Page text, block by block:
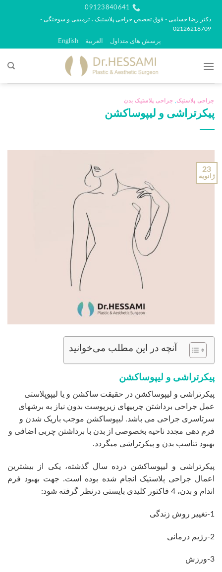
محتوا
09123840641
دکتر رضا حسامی - فوق تخصص جراحی پلاستیک ، ترمیمی و سوختگی -
02126216709
پرسش های متداول العربية English
جراحی پلاستیک جراحی پلاستیک بدن
پیکرتراشی و لیپوساکشن
23
ژانویه
آنچه در این مطلب می‌خوانید
پیکرتراشی و لیپوساکشن
پیکرتراشی و لیپوساکشن در حقیقت ساکشن و یا لیپوپلاستی
عمل جراحی برداشتن چربیهای زیرپوست بدون نیاز به برشهای
سرتاسری جراحی می باشد. لیپوساکشن موجب باریک شدن و
فرم دهی مجدد ناحیه بخصوصی از بدن با برداشتن چربی اضافی و
بهبود تناسب بدن و پیکرتراشی میگردد.
پیکرتراشی و لیپوساکشن درده سال گذشته، یکی از بیشترین
اعمال جراحی پلاستیک انجام شده بوده است. جهت بهبود فرم
اندام و بدن، 4 فاکتور کلیدی بایستی درنظر گرفته شود:
1-تغییر روش زندگی
2-رژیم درمانی
3-ورزش